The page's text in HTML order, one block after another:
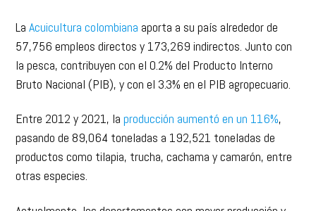
LaAcuicultura colombiana aporta a su país alrededor de
57,756 empleos directos y 173,269 indirectos. Junto con
la pesca, contribuyen con el 0.2% del Producto Interno
Bruto Nacional (PIB), y con el 3.3% en el PIB agropecuario.
Entre 2012 y 2021, laproducción aumentó en un 116%,
pasando de 89,064 toneladas a 192,521 toneladas de
productos como tilapia, trucha, cachama y camarón, entre
otras especies.